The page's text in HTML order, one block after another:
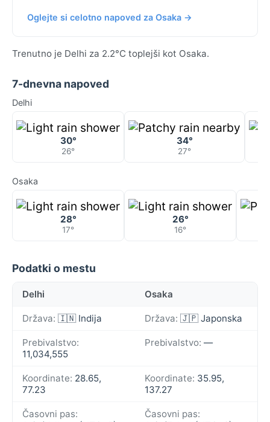
Oglejte si celotno napoved za Osaka →
Trenutno je Delhi za 2.2°C toplejši kot Osaka.
7-dnevna napoved
Delhi
30°
26°
34°
27°
Osaka
28°
17°
26°
16°
Podatki o mestu
Delhi Osaka
Država: 🇮🇳 Indija Država: 🇯🇵 Japonska
Prebivalstvo:
11,034,555
Prebivalstvo: —
Koordinate: 28.65,
77.23
Koordinate: 35.95,
137.27
Časovni pas:
Časovni pas: